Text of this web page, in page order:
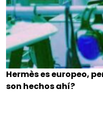
Hermès es europeo,
son hechos ahí?